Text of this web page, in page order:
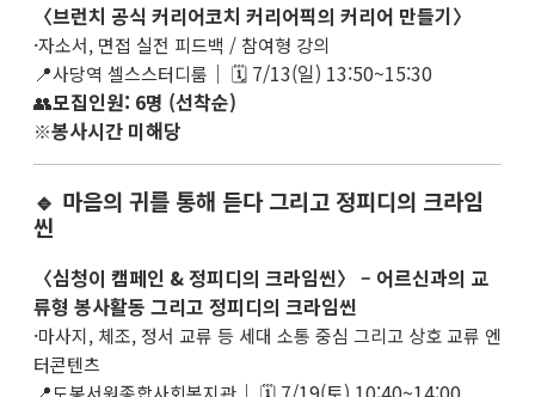
〈브런치 공식 커리어코치 커리어픽의 커리어 만들기〉
·자소서, 면접 실전 피드백 / 참여형 강의
📍사당역 셀스스터디룸 ｜ 🗓 7/13(일) 13:50~15:30
👥모집인원: 6명 (선착순)
※봉사시간 미해당
🔹 마음의 귀를 통해 듣다 그리고 정피디의 크라임
씬
〈심청이 캠페인 & 정피디의 크라임씬〉 – 어르신과의 교
류형 봉사활동 그리고 정피디의 크라임씬
·마사지, 체조, 정서 교류 등 세대 소통 중심 그리고 상호 교류 엔
터콘텐츠